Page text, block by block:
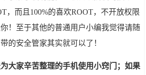
，而且100%的喜欢ROOT，不开放权限
！至于其他的普通用户小编我觉得请随
的安全管家其实就可以了！
大家辛苦整理的手机使用小窍门；如果